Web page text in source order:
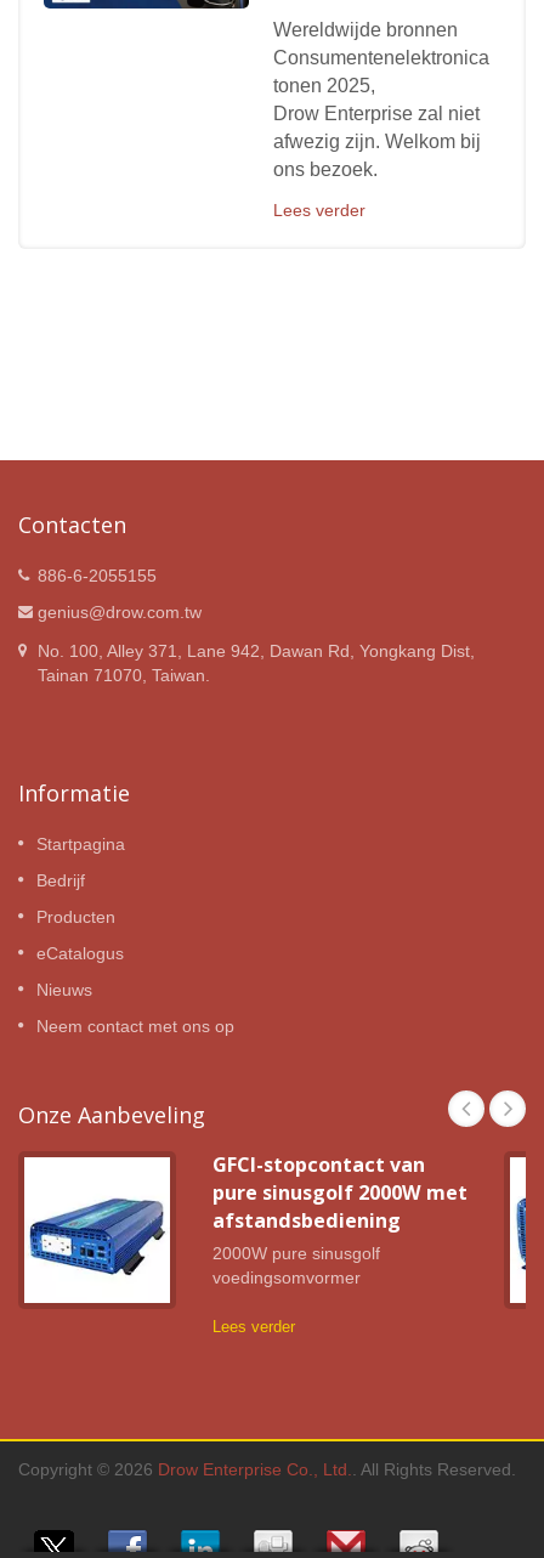
Wereldwijde bronnen
Consumentenelektronica
tonen 2025,
Drow Enterprise zal niet
afwezig zijn. Welkom bij
ons bezoek.
Lees verder
Contacten
886-6-2055155
genius@drow.com.tw
No. 100, Alley 371, Lane 942, Dawan Rd, Yongkang Dist,
Tainan 71070, Taiwan.
Informatie
Startpagina
Bedrijf
Producten
eCatalogus
Nieuws
Neem contact met ons op
Onze Aanbeveling
GFCI-stopcontact van
pure sinusgolf 2000W met
afstandsbediening
2000W pure sinusgolf
voedingsomvormer
Lees verder
Copyright © 2026 Drow Enterprise Co., Ltd.. All Rights Reserved.